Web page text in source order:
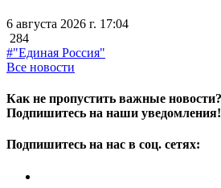
6 августа 2026 г. 17:04
284
#"Единая Россия"
Все новости
Как не пропустить важные новости?
Подпишитесь на наши уведомления!
Подпишитесь на нас в соц. сетях: